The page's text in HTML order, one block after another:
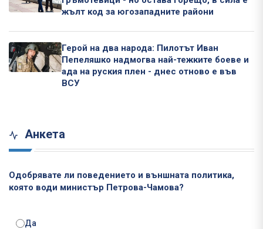
жълт код за югозападните райони
Герой на два народа: Пилотът Иван
Пепеляшко надмогва най-тежките боеве и
ада на руския плен - днес отново е във
ВСУ
Анкета
Одобрявате ли поведението и външната политика,
която води министър Петрова-Чамова?
Да